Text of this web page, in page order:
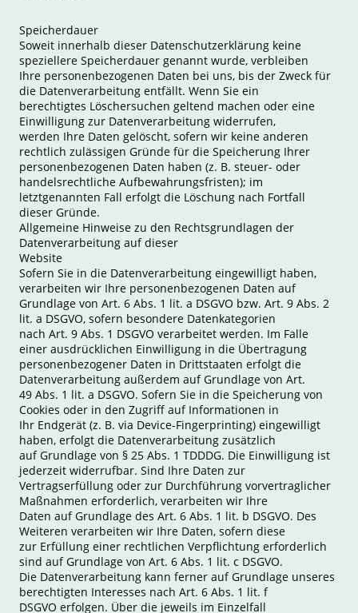
Speicherdauer
Soweit innerhalb dieser Datenschutzerklärung keine
speziellere Speicherdauer genannt wurde, verbleiben
Ihre personenbezogenen Daten bei uns, bis der Zweck für
die Datenverarbeitung entfällt. Wenn Sie ein
berechtigtes Löschersuchen geltend machen oder eine
Einwilligung zur Datenverarbeitung widerrufen,
werden Ihre Daten gelöscht, sofern wir keine anderen
rechtlich zulässigen Gründe für die Speicherung Ihrer
personenbezogenen Daten haben (z. B. steuer- oder
handelsrechtliche Aufbewahrungsfristen); im
letztgenannten Fall erfolgt die Löschung nach Fortfall
dieser Gründe.
Allgemeine Hinweise zu den Rechtsgrundlagen der
Datenverarbeitung auf dieser
Website
Sofern Sie in die Datenverarbeitung eingewilligt haben,
verarbeiten wir Ihre personenbezogenen Daten auf
Grundlage von Art. 6 Abs. 1 lit. a DSGVO bzw. Art. 9 Abs. 2
lit. a DSGVO, sofern besondere Datenkategorien
nach Art. 9 Abs. 1 DSGVO verarbeitet werden. Im Falle
einer ausdrücklichen Einwilligung in die Übertragung
personenbezogener Daten in Drittstaaten erfolgt die
Datenverarbeitung außerdem auf Grundlage von Art.
49 Abs. 1 lit. a DSGVO. Sofern Sie in die Speicherung von
Cookies oder in den Zugriff auf Informationen in
Ihr Endgerät (z. B. via Device-Fingerprinting) eingewilligt
haben, erfolgt die Datenverarbeitung zusätzlich
auf Grundlage von § 25 Abs. 1 TDDDG. Die Einwilligung ist
jederzeit widerrufbar. Sind Ihre Daten zur
Vertragserfüllung oder zur Durchführung vorvertraglicher
Maßnahmen erforderlich, verarbeiten wir Ihre
Daten auf Grundlage des Art. 6 Abs. 1 lit. b DSGVO. Des
Weiteren verarbeiten wir Ihre Daten, sofern diese
zur Erfüllung einer rechtlichen Verpflichtung erforderlich
sind auf Grundlage von Art. 6 Abs. 1 lit. c DSGVO.
Die Datenverarbeitung kann ferner auf Grundlage unseres
berechtigten Interesses nach Art. 6 Abs. 1 lit. f
DSGVO erfolgen. Über die jeweils im Einzelfall